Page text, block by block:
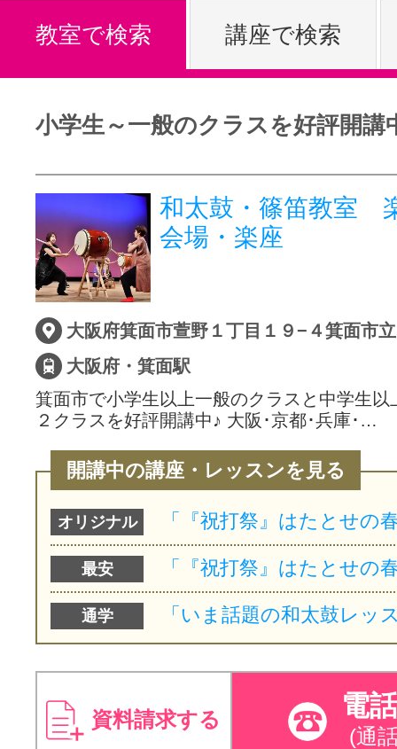
特集をみる
グッドスク
掲載のお問
サイトマッ
教室で検索 講座で検索
小学生～一般のクラスを好評開講
和太鼓・篠笛教室
会場・楽座
大阪府・箕面駅
箕面市で小学生以上一般のクラスと中学生以
２クラスを好評開講中♪ 大阪･京都･兵庫･…
開講中の講座・レッスンを見る
オリジナル
最安
通学
資料請求する 電
(通